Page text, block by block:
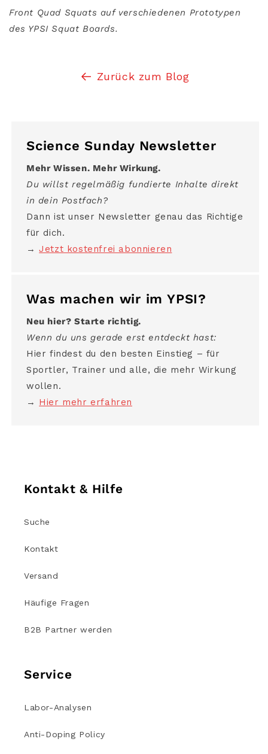
Front Quad Squats auf verschiedenen Prototypen
des YPSI Squat Boards.
Zurück zum Blog
Science Sunday Newsletter
Mehr Wissen. Mehr Wirkung.
Du willst regelmäßig fundierte Inhalte direkt
in dein Postfach?
Dann ist unser Newsletter genau das Richtige
für dich.
→Jetzt kostenfrei abonnieren
Was machen wir im YPSI?
Neu hier? Starte richtig.
Wenn du uns gerade erst entdeckt hast:
Hier findest du den besten Einstieg – für
Sportler, Trainer und alle, die mehr Wirkung
wollen.
→ Hier mehr erfahren
Kontakt & Hilfe
Suche
Kontakt
Versand
Häufige Fragen
B2B Partner werden
Service
Labor-Analysen
Anti-Doping Policy